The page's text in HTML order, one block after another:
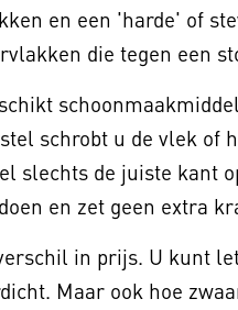
en een 'harde' of
die tegen een
schrobt u de vlek of
slechts de juiste kant
en zet geen extra
in prijs. U kunt
Maar ook hoe